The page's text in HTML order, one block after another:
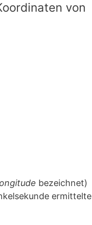
von
bezeichnet)
ermittelte